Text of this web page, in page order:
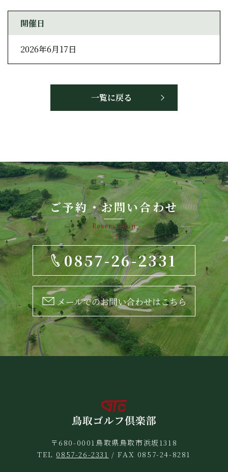
開催日
2026年6月17日
一覧に戻る
ご予約・お問い合わせ
Reservation
0857-26-2331
メールでのお問い合わせはこちら
〒680-0001鳥取県鳥取市浜坂1318
TEL 0857-26-2331 / FAX 0857-24-8281